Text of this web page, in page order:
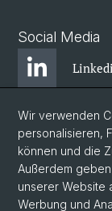
Social Media
Wir verwenden
personalisieren,
können und die
Außerdem
unserer Website
Werbung und